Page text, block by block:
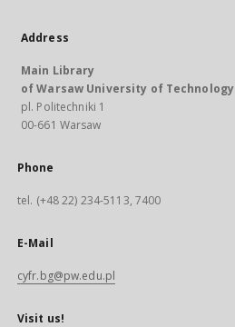
Address
Main Library
of Warsaw University of Technology
pl. Politechniki 1
00-661 Warsaw
Phone
tel. (+48 22) 234-5113, 7400
E-Mail
cyfr.bg@pw.edu.pl
Visit us!